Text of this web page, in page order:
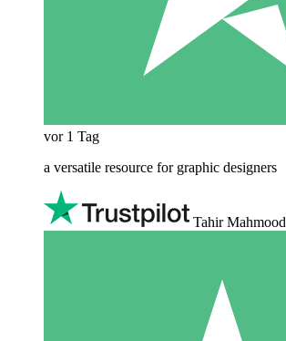
vor 1 Tag
a versatile resource for graphic designers
Tahir Mahmood